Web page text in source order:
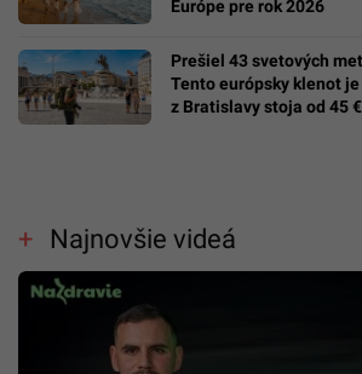
Európe pre rok 2026
Prešiel 43 svetových
Tento európsky klenot
z Bratislavy stoja od 45 €
Najnovšie videá